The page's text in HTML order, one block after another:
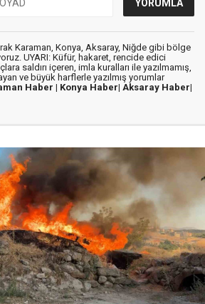
Karaman, Konya, Aksaray, Niğde gibi bölge
UYARI: Küfür, hakaret, rencide edici
saldırı içeren, imla kuralları ile yazılmamış,
ve büyük harflerle yazılmış yorumlar
Haber | Konya Haber| Aksaray Haber|